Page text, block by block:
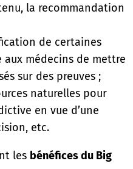
la recommandation
de certaines
médecins de mettre
sur des preuves ;
naturelles pour
en vue d’une
etc.
les bénéfices du Big